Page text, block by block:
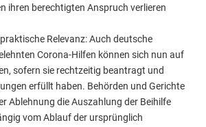
ihren berechtigten Anspruch verlieren
Relevanz: Auch deutsche
Corona-Hilfen können sich nun auf
sofern sie rechtzeitig beantragt und
erfüllt haben. Behörden und Gerichte
Ablehnung die Auszahlung der Beihilfe
vom Ablauf der ursprünglich